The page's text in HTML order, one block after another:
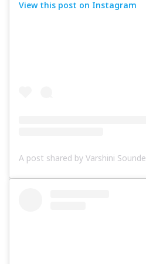
View this post on Instagram